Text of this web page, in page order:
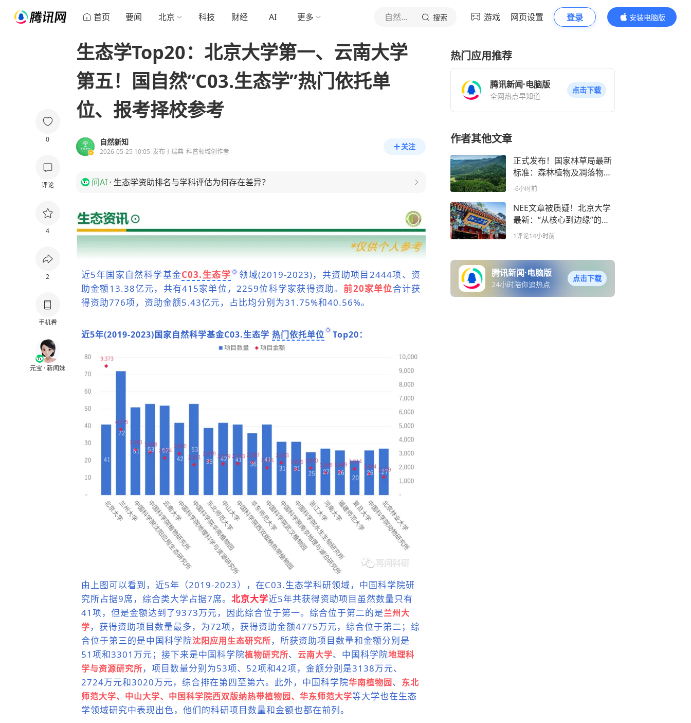
首页 要闻 北京 科技 财经 AI 更多 自然新知 搜索 游戏 网页设置 登录
安装电脑版
内容更精彩
0
评论
4
2
手机看
元宝 · 新闻妹
生态学Top20：北京大学第一、云南大学
第五！国自然“C03.生态学”热门依托单
位、报考择校参考
自然新知
2026-05-25 10:05 发布于瑞典 科普领域创作者
关注
问AI · 生态学资助排名与学科评估为何存在差异？
近5年国家自然科学基金C03.生态学
领域(2019-2023)，共资助项目2444项、资
助金额13.38亿元，共有415家单位，2259位科学家获得资助。 前20家单位合计获
得资助776项，资助金额5.43亿元，占比均分别为31.75%和40.56%。
近5年(2019-2023)国家自然科学基金C03.生态学 热门依托单位 Top20：
由上图可以看到，近5年（2019-2023），在C03.生态学科研领域，中国科学院研
究所占据9席，综合类大学占据7席。 北京大学近5年共获得资助项目虽然数量只有
41项，但是金额达到了9373万元，因此综合位于第一。综合位于第二的是兰州大
学，获得资助项目数量最多，为72项，获得资助金额4775万元，综合位于第二；综
合位于第三的是中国科学院沈阳应用生态研究所，所获资助项目数量和金额分别是
51项和3301万元；接下来是中国科学院植物研究所、 云南大学、中国科学院地理科
学与资源研究所， 项目数量分别为53项、52项和42项，金额分别是3138万元、
2724万元和3020万元，综合排在第四至第六。 此外，中国科学院华南植物园、 东北
师范大学、中山大学、中国科学院西双版纳热带植物园、 华东师范大学等大学也在生态
学领域研究中表现出色，他们的科研项目数量和金额也都在前列。
热门应用推荐
腾讯新闻·电脑版
全网热点早知道
点击下载
作者其他文章
正式发布！国家林草局最新
标准：森林植物及凋落物化
学指标的测定
-6小时前
NEE文章被质疑！北京大学
最新：“从核心到边缘”的生
物多样性梯度可能是统计假
1评论14小时前
腾讯新闻·电脑版
24小时陪你追热点
点击下载